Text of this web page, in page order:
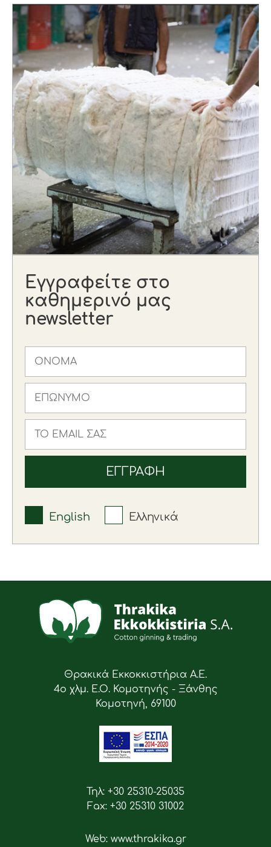
Εγγραφείτε στο
καθημερινό μας
newsletter
English Ελληνικά
Θρακικά Εκκοκκιστήρια Α.Ε.
4ο χλμ. Ε.Ο. Κομοτηνής - Ξάνθης
Κομοτηνή, 69100
Τηλ: +30 25310-25035
Fax: +30 25310 31002
Web: www.thrakika.gr